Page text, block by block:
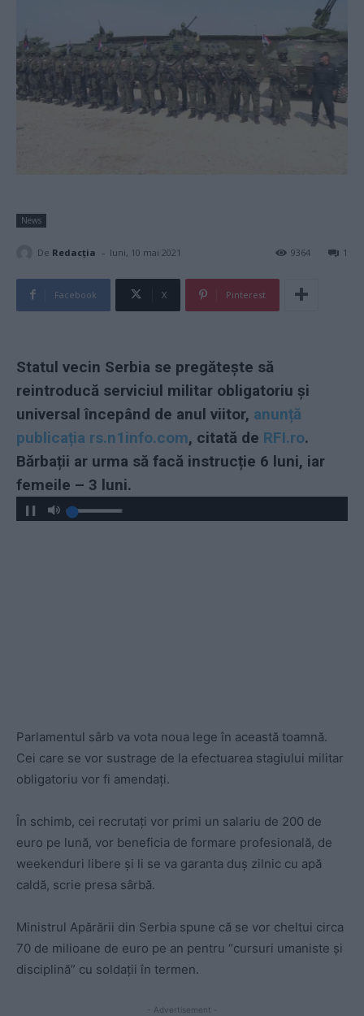
News
De Redacţia - luni, 10 mai 2021 1
9364
Facebook X Pinterest
Statul vecin Serbia se pregătește să
reintroducă serviciul militar obligatoriu și
universal începând de anul viitor, anunță
publicația rs.n1info.com, citată de RFI.ro.
Bărbații ar urma să facă instrucție 6 luni, iar
femeile – 3 luni.
Parlamentul sârb va vota noua lege în această toamnă.
Cei care se vor sustrage de la efectuarea stagiului militar
obligatoriu vor fi amendați.
În schimb, cei recrutați vor primi un salariu de 200 de
euro pe lună, vor beneficia de formare profesională, de
weekenduri libere și li se va garanta duș zilnic cu apă
caldă, scrie presa sârbă.
Ministrul Apărării din Serbia spune că se vor cheltui circa
70 de milioane de euro pe an pentru “cursuri umaniste și
disciplină” cu soldații în termen.
- Advertisement -